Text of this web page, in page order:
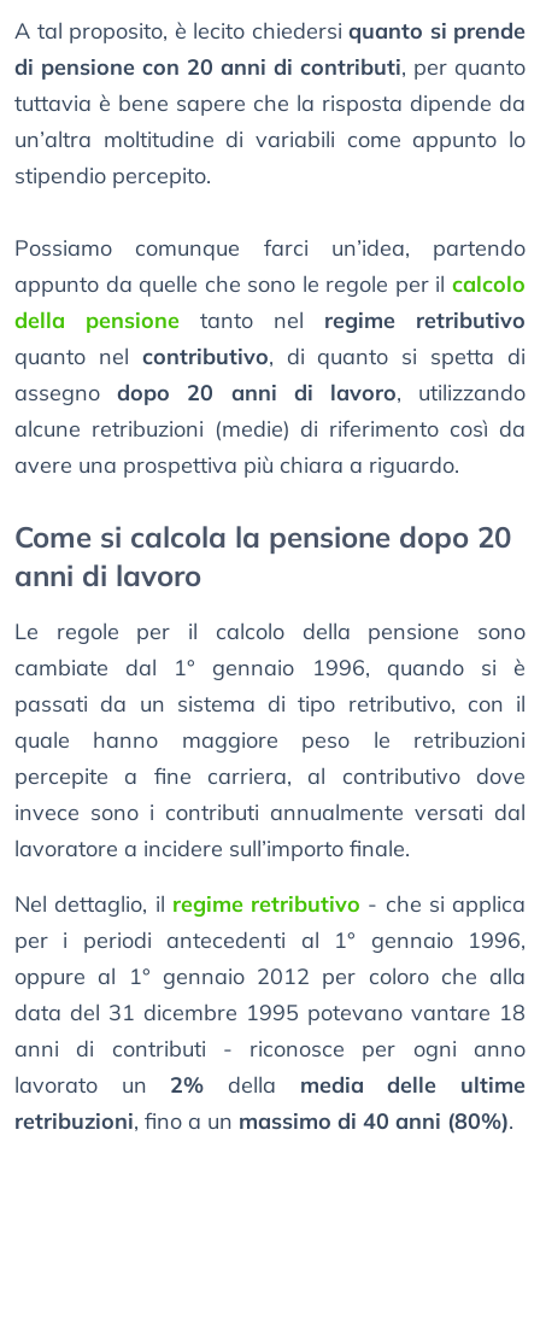
A tal proposito, è lecito chiedersi quanto si prende
di pensione con 20 anni di contributi, per quanto
tuttavia è bene sapere che la risposta dipende da
un’altra moltitudine di variabili come appunto lo
stipendio percepito.
Possiamo comunque farci un’idea, partendo
appunto da quelle che sono le regole per il calcolo
della pensione tanto nel regime retributivo
quanto nel contributivo, di quanto si spetta di
assegnodopo 20 anni di lavoro, utilizzando
alcune retribuzioni (medie) di riferimento così da
avere una prospettiva più chiara a riguardo.
Come si calcola la pensione dopo 20
anni di lavoro
Le regole per il calcolo della pensione sono
cambiate dal 1° gennaio 1996, quando si è
passati da un sistema di tipo retributivo, con il
quale hanno maggiore peso le retribuzioni
percepite a fine carriera, al contributivo dove
invece sono i contributi annualmente versati dal
lavoratore a incidere sull’importo finale.
Nel dettaglio, il regime retributivo - che si applica
per i periodi antecedenti al 1° gennaio 1996,
oppure al 1° gennaio 2012 per coloro che alla
data del 31 dicembre 1995 potevano vantare 18
anni di contributi - riconosce per ogni anno
lavorato un 2% della media delle ultime
retribuzioni, fino a un massimo di 40 anni (80%).